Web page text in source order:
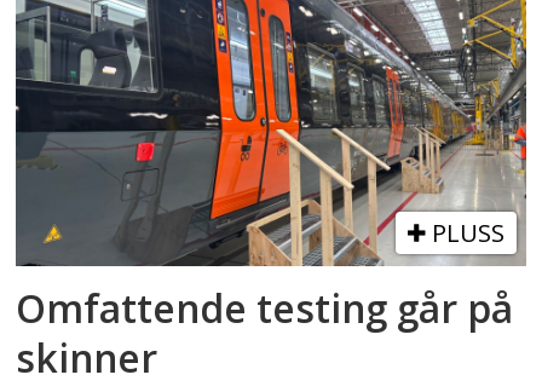
PLUSS
Omfattende testing går på
skinner